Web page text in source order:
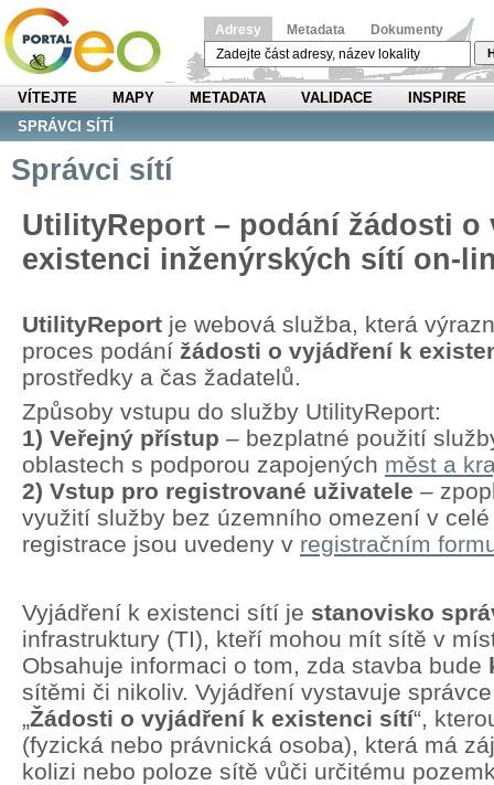
Adresy Metadata Dokumenty
VÍTEJTE MAPY METADATA VALIDACE
INSPIRE
SPRÁVCI SÍTÍ
Správci sítí
UtilityReport – podání žádosti o
existenci inženýrských sítí on-
UtilityReport je webová služba, která
proces podání žádosti o vyjádření k
prostředky a čas žadatelů.
Způsoby vstupu do služby UtilityReport:
1) Veřejný přístup – bezplatné použití
oblastech s podporou zapojených měst a
2) Vstup pro registrované uživatele –
využití služby bez územního omezení v
registrace jsou uvedeny v registračním
Vyjádření k existenci sítí je stanovisko
infrastruktury (TI), kteří mohou mít sítě v
Obsahuje informaci o tom, zda stavba bude
sítěmi či nikoliv. Vyjádření vystavuje
„Žádosti o vyjádření k existenci sítí“,
(fyzická nebo právnická osoba), která má
kolizi nebo poloze sítě vůči určitému